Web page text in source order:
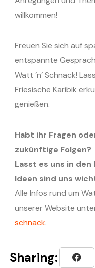
willkommen!
Freuen Sie sich auf
entspannte
Watt ’n’ Schnack!
Friesische Karibik
genießen.
Habt ihr Fragen
zukünftige Folgen?
Lasst es uns in
Ideen sind uns
Alle Infos rund um
unserer Website
schnack.
Sharing: